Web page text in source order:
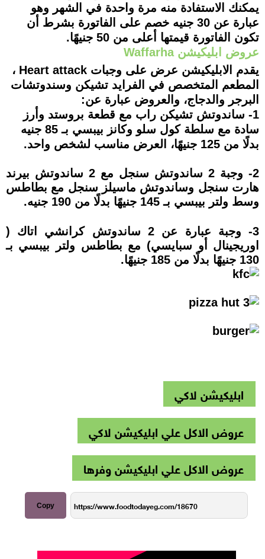
يمكنك الاستفادة منه مرة واحدة في الشهر وهو
عبارة عن 30 جنيه خصم على الفاتورة بشرط أن
تكون الفاتورة قيمتها أعلى من 50 جنيهًا.
عروض ابليكيشن Waffarha
يقدم الابليكيشن عرض على وجبات Heart attack ،
المطعم المتخصص في الفرايد تشيكن وسندوتشات
البرجر والدجاج، والعروض عبارة عن:
1- ساندوتش تشيكن راب مع قطعة بروستد وأرز
سادة مع سلطة كول سلو وكانز بيبسي بـ 85 جنيه
بدلًا من 125 جنيهًا، العرض مناسب لشخص واحد.
2- وجبة 2 ساندوتش سنجل مع 2 ساندوتش بيرند
هارت سنجل وساندوتش ماسيلز سنجل مع بطاطس
وسط ولتر بيبسي بـ 145 جنيهًا بدلًا من 190 جنيه.
3- وجبة عبارة عن 2 ساندوتش كرانشي اتاك (
اوريجينال أو سبايسي) مع بطاطس ولتر بيبسي بـ
130 جنيهًا بدلًا من 185 جنيهًا.
ابليكيشن لاكي
عروض الاكل علي ابليكيشن لاكي
عروض الاكل علي ابليكيشن وفرها
Copy